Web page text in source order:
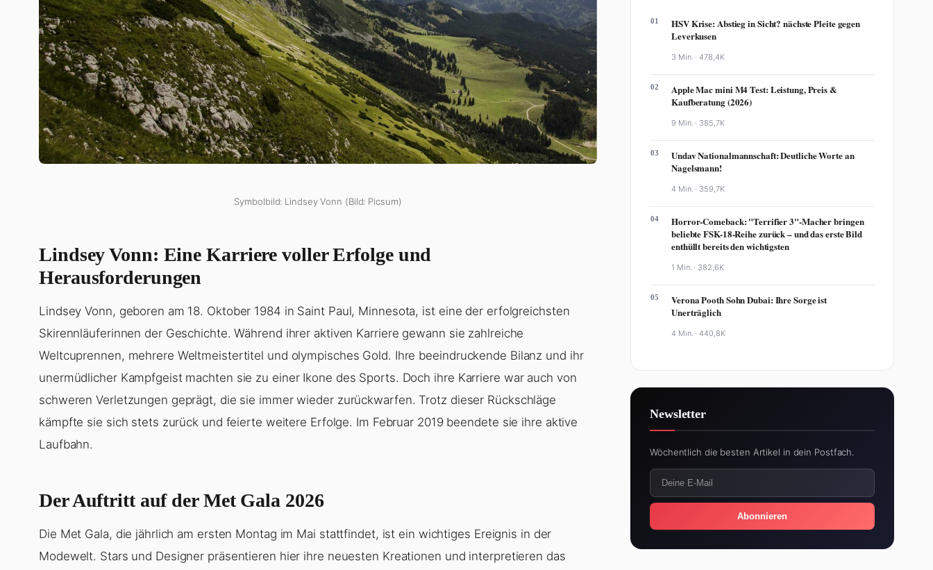
Symbolbild: Lindsey Vonn (Bild: Picsum)
Lindsey Vonn: Eine Karriere voller Erfolge und
Herausforderungen
Lindsey Vonn, geboren am 18. Oktober 1984 in Saint Paul, Minnesota, ist eine der erfolgreichsten
Skirennläuferinnen der Geschichte. Während ihrer aktiven Karriere gewann sie zahlreiche
Weltcuprennen, mehrere Weltmeistertitel und olympisches Gold. Ihre beeindruckende Bilanz und ihr
unermüdlicher Kampfgeist machten sie zu einer Ikone des Sports. Doch ihre Karriere war auch von
schweren Verletzungen geprägt, die sie immer wieder zurückwarfen. Trotz dieser Rückschläge
kämpfte sie sich stets zurück und feierte weitere Erfolge. Im Februar 2019 beendete sie ihre aktive
Laufbahn.
Der Auftritt auf der Met Gala 2026
Die Met Gala, die jährlich am ersten Montag im Mai stattfindet, ist ein wichtiges Ereignis in der
Modewelt. Stars und Designer präsentieren hier ihre neuesten Kreationen und interpretieren das
01
HSV Krise: Abstieg in Sicht? nächste Pleite gegen
Leverkusen
3 Min. ·478,4K
02
Apple Mac mini M4 Test: Leistung, Preis &
Kaufberatung (2026)
9 Min. · 385,7K
03
Undav Nationalmannschaft: Deutliche Worte an
Nagelsmann!
4 Min. · 359,7K
04
Horror-Comeback: "Terrifier 3"-Macher bringen
beliebte FSK-18-Reihe zurück – und das erste Bild
enthüllt bereits den wichtigsten
1 Min. · 382,6K
05
Verona Pooth Sohn Dubai: Ihre Sorge ist
Unerträglich
4 Min. ·440,8K
Newsletter
Wöchentlich die besten Artikel in dein Postfach.
Abonnieren